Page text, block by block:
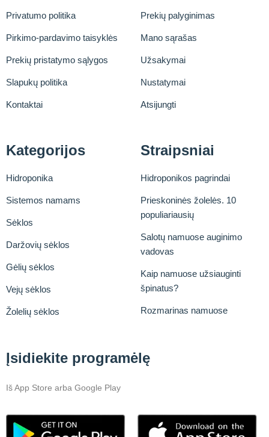
Privatumo politika
Pirkimo-pardavimo taisyklės
Prekių pristatymo sąlygos
Slapukų politika
Kontaktai
Prekių palyginimas
Mano sąrašas
Užsakymai
Nustatymai
Atsijungti
Kategorijos
Hidroponika
Sistemos namams
Sėklos
Daržovių sėklos
Gėlių sėklos
Vejų sėklos
Žolelių sėklos
Straipsniai
Hidroponikos pagrindai
Prieskoninės žolelės. 10
populiariausių
Salotų namuose auginimo
vadovas
Kaip namuose užsiauginti
špinatus?
Rozmarinas namuose
Įsidiekite programėlę
Iš App Store arba Google Play